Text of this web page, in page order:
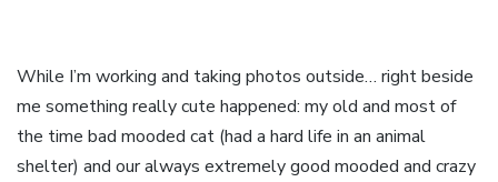
While I’m working and taking photos outside… right beside
me something really cute happened: my old and most of
the time bad mooded cat (had a hard life in an animal
shelter) and our always extremely good mooded and crazy